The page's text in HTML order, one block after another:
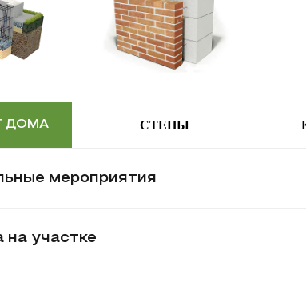
ДОМА СТЕНЫ
мероприятия
на участке